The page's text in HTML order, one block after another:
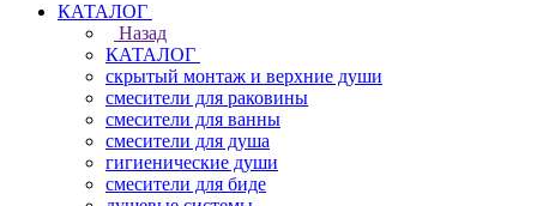
КАТАЛОГ
Назад
КАТАЛОГ
скрытый монтаж и верхние души
смесители для раковины
смесители для ванны
смесители для душа
гигиенические души
смесители для биде